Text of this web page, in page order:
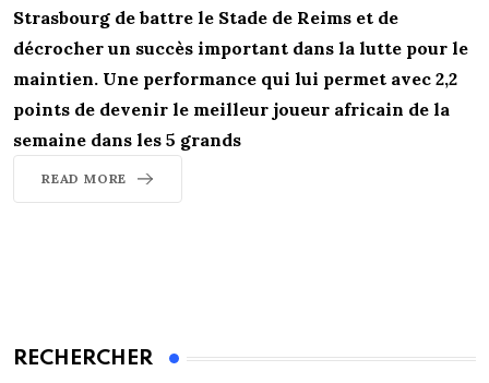
Strasbourg de battre le Stade de Reims et de
décrocher un succès important dans la lutte pour le
maintien. Une performance qui lui permet avec 2,2
points de devenir le meilleur joueur africain de la
semaine dans les 5 grands
READ MORE
RECHERCHER